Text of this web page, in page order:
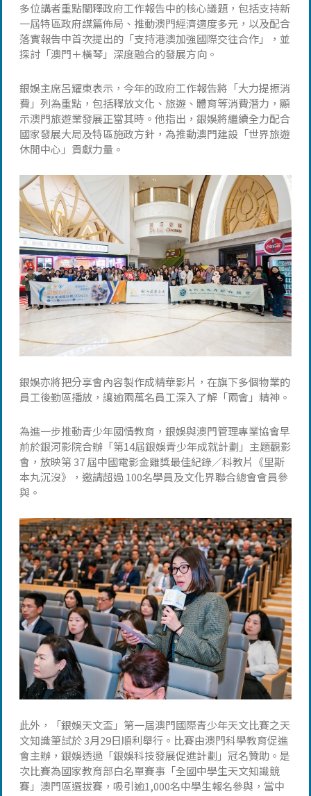
多位講者重點闡釋政府工作報告中的核心議題，包括支持新
一屆特區政府謀篇佈局、推動澳門經濟適度多元，以及配合
落實報告中首次提出的「支持港澳加強國際交往合作」，並
探討「澳門＋橫琴」深度融合的發展方向。
銀娛主席呂耀東表示，今年的政府工作報告將「大力提振消
費」列為重點，包括釋放文化、旅遊、體育等消費潛力，顯
示澳門旅遊業發展正當其時。他指出，銀娛將繼續全力配合
國家發展大局及特區施政方針，為推動澳門建設「世界旅遊
休閒中心」貢獻力量。
銀娛亦將把分享會內容製作成精華影片，在旗下多個物業的
員工後勤區播放，讓逾兩萬名員工深入了解「兩會」精神。
為進一步推動青少年國情教育，銀娛與澳門管理專業協會早
前於銀河影院合辦「第14屆銀娛青少年成就計劃」主題觀影
會，放映第 37 屆中國電影金雞獎最佳紀錄／科教片《里斯
本丸沉沒》，邀請超過 100名學員及文化界聯合總會會員參
與。
此外，「銀娛天文盃」第一屆澳門國際青少年天文比賽之天
文知識筆試於 3月29日順利舉行。比賽由澳門科學教育促進
會主辦，銀娛透過「銀娛科技發展促進計劃」冠名贊助。是
次比賽為國家教育部白名單賽事「全國中學生天文知識競
賽」澳門區選拔賽，吸引逾1,000名中學生報名參與，當中